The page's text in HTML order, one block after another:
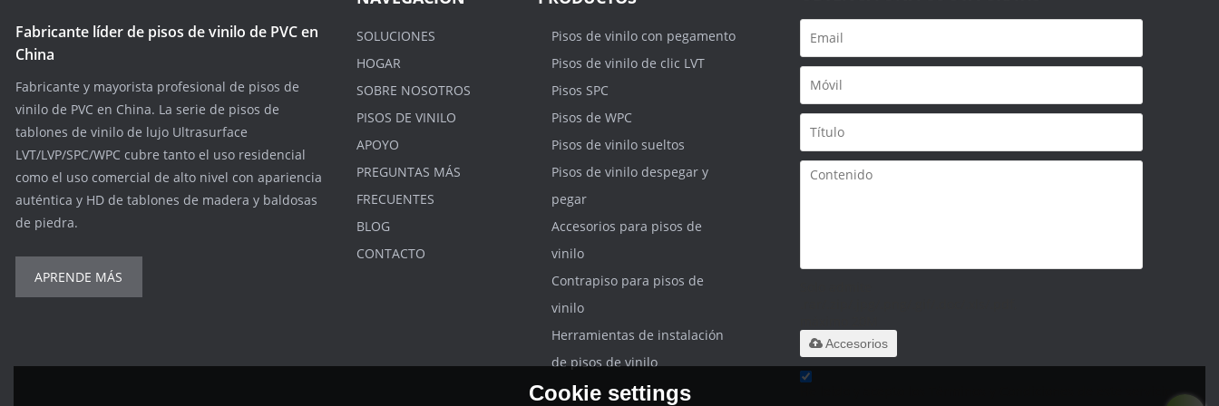
Fabricante líder de pisos de vinilo de PVC en
China
Fabricante y mayorista profesional de pisos de
vinilo de PVC en China. La serie de pisos de
tablones de vinilo de lujo Ultrasurface
LVT/LVP/SPC/WPC cubre tanto el uso residencial
como el uso comercial de alto nivel con apariencia
auténtica y HD de tablones de madera y baldosas
de piedra.
APRENDE MÁS
SOLUCIONES
HOGAR
SOBRE NOSOTROS
PISOS DE VINILO
APOYO
PREGUNTAS MÁS
FRECUENTES
BLOG
CONTACTO
Pisos de vinilo con pegamento
Pisos de vinilo de clic LVT
Pisos SPC
Pisos de WPC
Pisos de vinilo sueltos
Pisos de vinilo despegar y
pegar
Accesorios para pisos de
vinilo
Contrapiso para pisos de
vinilo
Herramientas de instalación
de pisos de vinilo
Accesorios
Cookie settings